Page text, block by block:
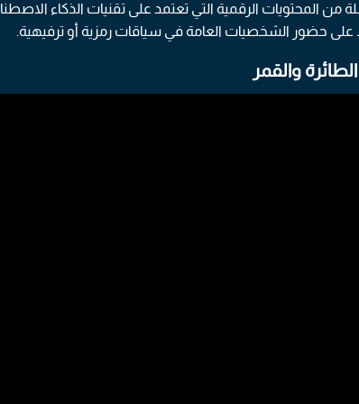
من المحتويات الرقمية التي تعتمد على تقنيات الذكاء
على حضور الشخصيات العامة في سياقات رمزية أو ترفيهية.
والقمر